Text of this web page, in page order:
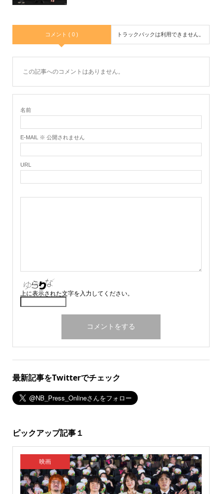
コメント ( 0 ) トラックバックは利用できません。
この記事へのコメントはありません。
名前
E-MAIL ※ 公開されません
URL
上に表示された文字を入力してください。
最新記事をTwitterでチェック
ピックアップ記事１
映画